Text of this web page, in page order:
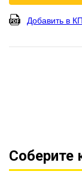
Добавить в КП
Соберите